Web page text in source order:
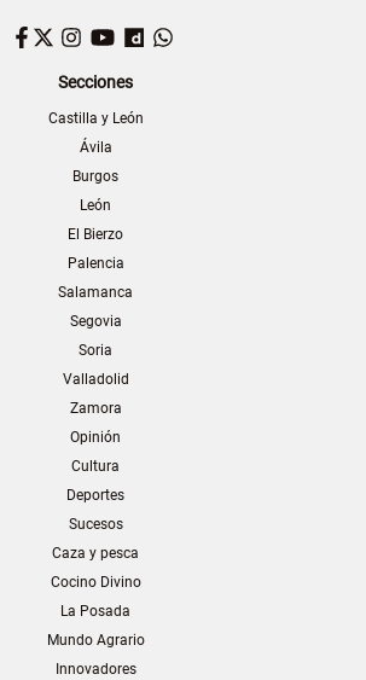
Facebook
TwitterInstagram
YouTubeDailymotion
Secciones
Castilla y León
Ávila
Burgos
León
El Bierzo
Palencia
Salamanca
Segovia
Soria
Valladolid
Zamora
Opinión
Cultura
Deportes
Sucesos
Caza y pesca
Cocino Divino
La Posada
Mundo Agrario
Innovadores